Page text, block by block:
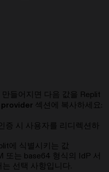
들어지면 다음 값을 Replit
섹션에 복사하세요:
증 시 사용자를 리디렉션하
에 식별시키는 값
또는 base64 형식의 IdP 서
는 선택 사항입니다.